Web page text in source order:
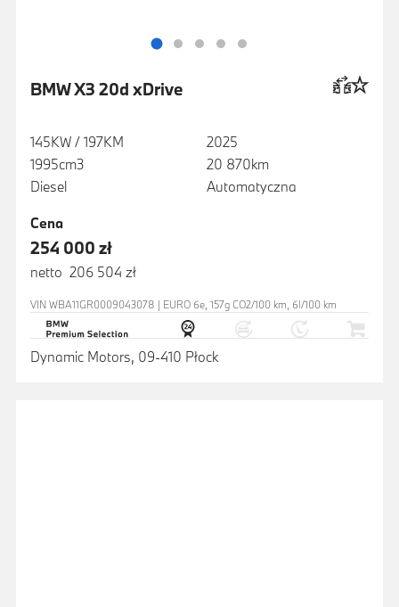
BMW X3 20d xDrive
145KW / 197KM
1995cm3
Diesel
2025
20 870km
Automatyczna
Cena
254 000 zł
netto 206 504 zł
VIN WBA11GR0009043078 | EURO 6e, 157g CO2/100 km, 6l/100 km
Dynamic Motors, 09-410 Płock